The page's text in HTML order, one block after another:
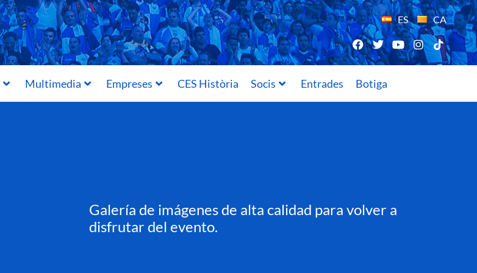
ES CA
Multimedia Empreses CES Història Socis Entrades Botiga
Galería de imágenes de alta calidad para volver a
disfrutar del evento.